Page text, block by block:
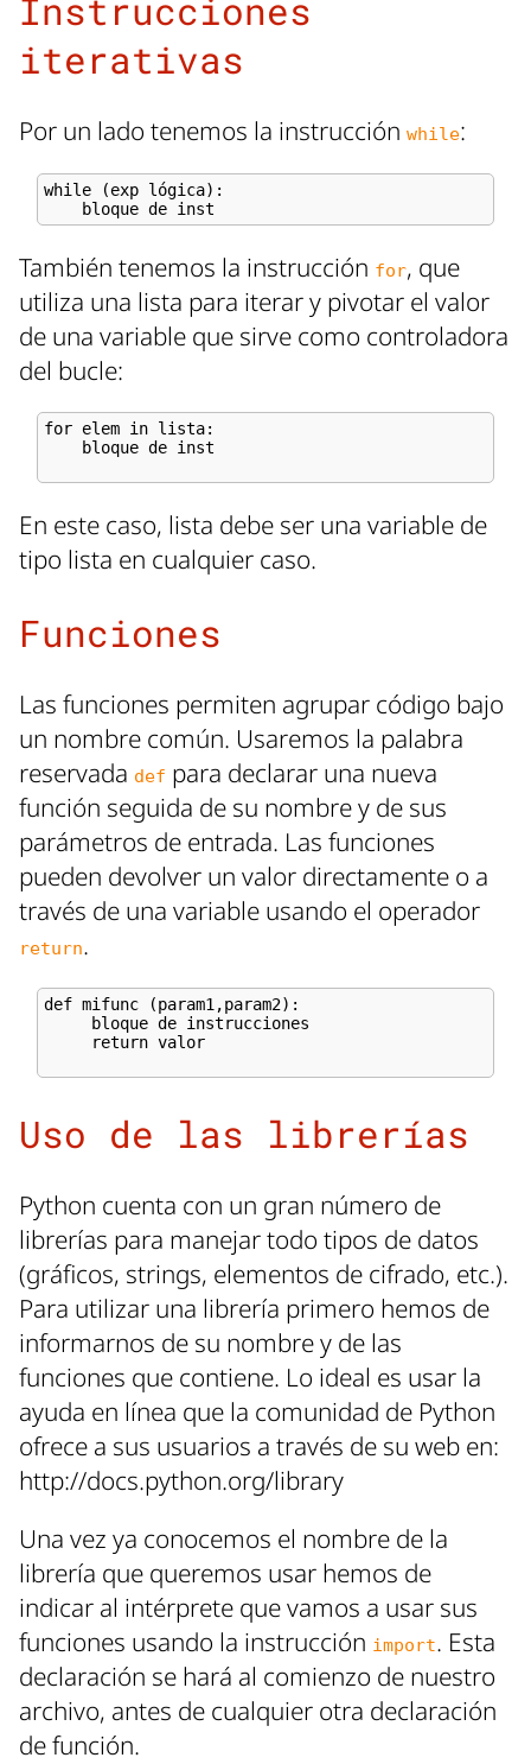
Instrucciones
iterativas
Por un lado tenemos la instrucciónwhile:
while (exp lógica):
También tenemos la instrucción for, que
utiliza una lista para iterar y pivotar el valor
de una variable que sirve como controladora
del bucle:
for elem in lista:
En este caso, lista debe ser una variable de
tipo lista en cualquier caso.
Funciones
Las funciones permiten agrupar código bajo
un nombre común. Usaremos la palabra
reservada def para declarar una nueva
función seguida de su nombre y de sus
parámetros de entrada. Las funciones
pueden devolver un valor directamente o a
través de una variable usando el operador
return.
def mifunc (param1,param2):
Uso de las librerías
Python cuenta con un gran número de
librerías para manejar todo tipos de datos
(gráficos, strings, elementos de cifrado, etc.).
Para utilizar una librería primero hemos de
informarnos de su nombre y de las
funciones que contiene. Lo ideal es usar la
ayuda en línea que la comunidad de Python
ofrece a sus usuarios a través de su web en:
http://docs.python.org/library
Una vez ya conocemos el nombre de la
librería que queremos usar hemos de
indicar al intérprete que vamos a usar sus
funciones usando la instrucción import. Esta
declaración se hará al comienzo de nuestro
archivo, antes de cualquier otra declaración
de función.